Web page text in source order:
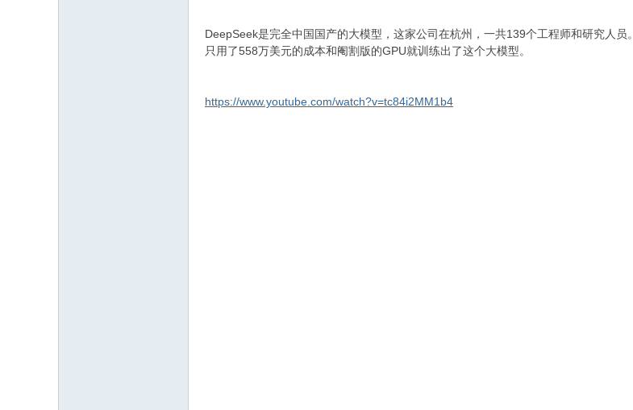
DeepSeek是完全中国国产的大模型，这家公司在杭州，一共139个工程师和研究人员。
只用了558万美元的成本和阉割版的GPU就训练出了这个大模型。
https://www.youtube.com/watch?v=tc84i2MM1b4